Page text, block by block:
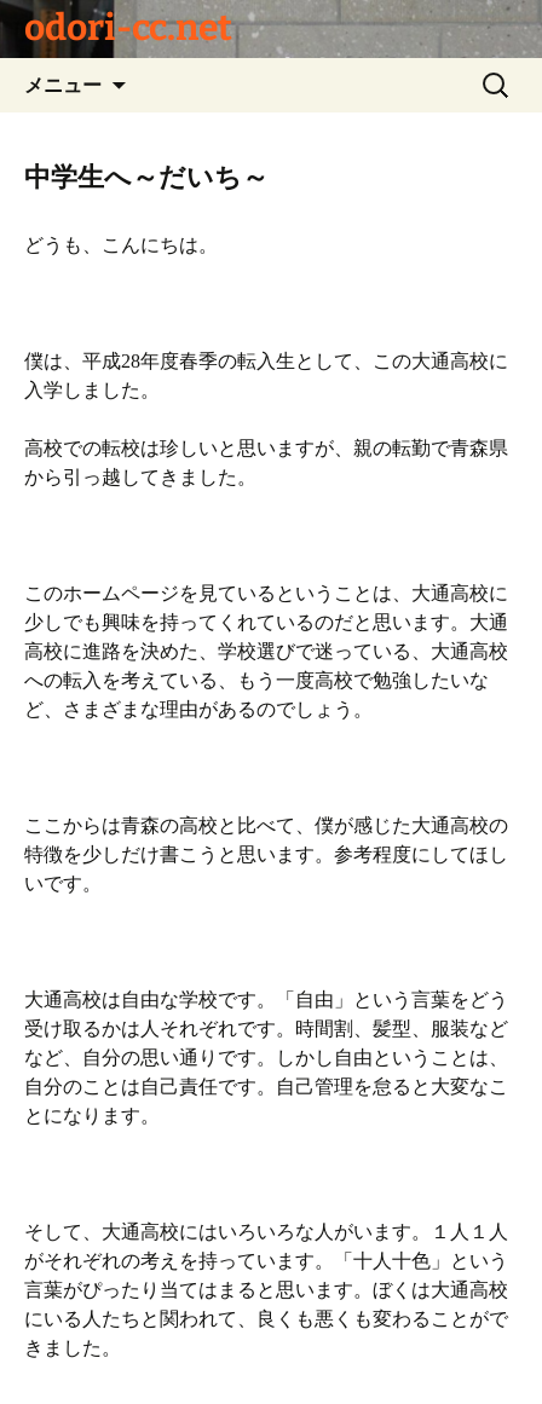
odori-cc.net
メニュー
ツ
ス
検
索:
中学生へ～だいち～
どうも、こんにちは。
僕は、平成28年度春季の転入生として、この大通高校に
入学しました。
高校での転校は珍しいと思いますが、親の転勤で青森県
から引っ越してきました。
このホームページを見ているということは、大通高校に
少しでも興味を持ってくれているのだと思います。大通
高校に進路を決めた、学校選びで迷っている、大通高校
への転入を考えている、もう一度高校で勉強したいな
ど、さまざまな理由があるのでしょう。
ここからは青森の高校と比べて、僕が感じた大通高校の
特徴を少しだけ書こうと思います。参考程度にしてほし
いです。
大通高校は自由な学校です。「自由」という言葉をどう
受け取るかは人それぞれです。時間割、髪型、服装など
など、自分の思い通りです。しかし自由ということは、
自分のことは自己責任です。自己管理を怠ると大変なこ
とになります。
そして、大通高校にはいろいろな人がいます。１人１人
がそれぞれの考えを持っています。「十人十色」という
言葉がぴったり当てはまると思います。ぼくは大通高校
にいる人たちと関われて、良くも悪くも変わることがで
きました。